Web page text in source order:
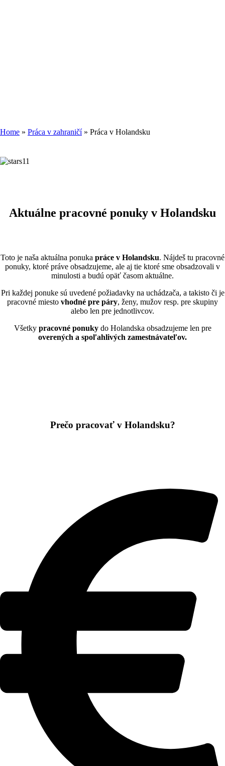
Home » Práca v zahraničí» Práca v Holandsku
Aktuálne pracovné ponuky v Holandsku
Toto je naša aktuálna ponuka práce v Holandsku. Nájdeš tu pracovné
ponuky, ktoré práve obsadzujeme, ale aj tie ktoré sme obsadzovali v
minulosti a budú opäť časom aktuálne.
Pri každej ponuke sú uvedené požiadavky na uchádzača, a takisto či je
pracovné miesto vhodné pre páry, ženy, mužov resp. pre skupiny
alebo len pre jednotlivcov.
Všetky pracovné ponukydo Holandska obsadzujeme len pre
overených a spoľahlivých zamestnávateľov.
Prečo pracovať v Holandsku?